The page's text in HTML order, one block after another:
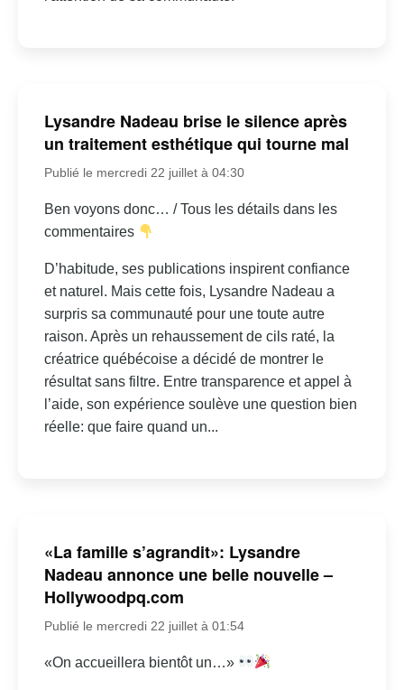
Lysandre Nadeau brise le silence après
un traitement esthétique qui tourne mal
Publié le mercredi 22 juillet à 04:30
Ben voyons donc… / Tous les détails dans les
commentaires
D’habitude, ses publications inspirent confiance
et naturel. Mais cette fois, Lysandre Nadeau a
surpris sa communauté pour une toute autre
raison. Après un rehaussement de cils raté, la
créatrice québécoise a décidé de montrer le
résultat sans filtre. Entre transparence et appel à
l’aide, son expérience soulève une question bien
réelle: que faire quand un...
«La famille s’agrandit»: Lysandre
Nadeau annonce une belle nouvelle –
Hollywoodpq.com
Publié le mercredi 22 juillet à 01:54
«On accueillera bientôt un…»